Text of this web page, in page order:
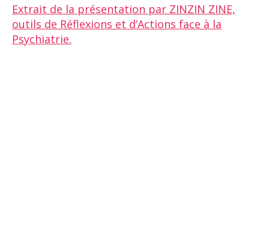
Extrait de la présentation par ZINZIN ZINE,
outils de Réflexions et d’Actions face à la
Psychiatrie.